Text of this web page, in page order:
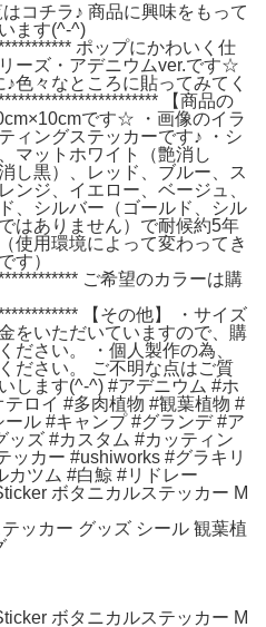
コチラ♪ 商品に興味をもって
ます(^-^)
ポップにかわいく仕
ーズ・アデニウムver.です☆
色々なところに貼ってみてく
【商品の
です☆ ・画像のイラ
ィングステッカーです♪ ・シ
マットホワイト（艶消し
し黒）、レッド、ブルー、ス
ンジ、イエロー、ベージュ、
、シルバー（ゴールド、シル
はありません）で耐候約5年
使用環境によって変わってき
す）
ご希望のカラーは購
【その他】 ・サイズ
をいただいていますので、購
ださい。 ・個人製作の為、
ださい。 ご不明な点はご質
します(^-^) #アデニウム #ホ
ロイ #多肉植物 #観葉植物 #
ル #キャンプ #グランデ #ア
ッズ #カスタム #カッティン
ッカー #ushiworks #グラキリ
カツム #白鯨 #リドレー
ボタニカルステッカー M
ッカー グッズ シール 観葉植
ボタニカルステッカー M